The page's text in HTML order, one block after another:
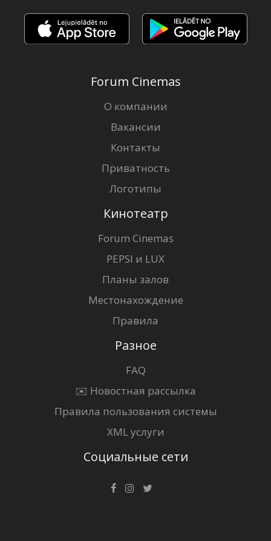
Forum Cinemas
О компании
Вакансии
Контакты
Приватность
Логотипы
Кинотеатр
Forum Cinemas
PEPSI и LUX
Планы залов
Местонахождение
Правила
Разное
FAQ
✉️ Новостная рассылка
Правила пользования системы
XML услуги
Социальные сети